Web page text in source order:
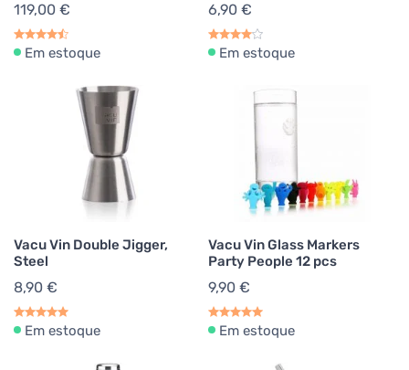
119,00 €
Em estoque
6,90 €
Em estoque
Vacu Vin Double Jigger,
Steel
8,90 €
Em estoque
Vacu Vin Glass Markers
Party People 12 pcs
9,90 €
Em estoque